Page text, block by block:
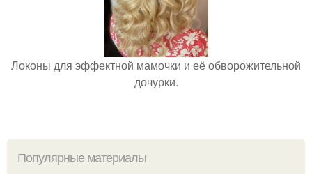
Локоны для эффектной мамочки и её обворожительной
дочурки.
Популярные материалы